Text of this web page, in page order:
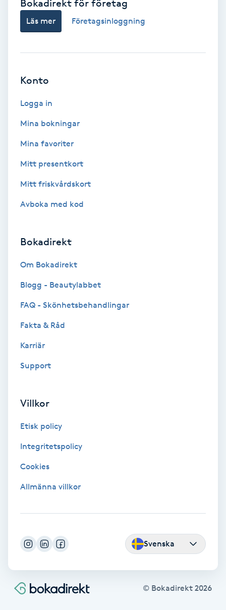
Damklippning
Dermapen
Enzympeeling
Extensions borttagning
Eyeliner-tatuering
Fet hårbotten
Fibromassage
Fillers
Fotmassage
Fotsvamp
Fransar
Fransborttagning
Fransfärgning
Fransförlängning
Fransförlängning Megavolym
Bokadirekt för företag
Läs mer Företagsinloggning
Konto
Logga in
Mina bokningar
Mina favoriter
Mitt presentkort
Mitt friskvårdskort
Avboka med kod
Bokadirekt
Om Bokadirekt
Blogg - Beautylabbet
FAQ - Skönhetsbehandlingar
Fakta & Råd
Karriär
Support
Villkor
Etisk policy
Integritetspolicy
Cookies
Allmänna villkor
Svenska
© Bokadirekt 2026